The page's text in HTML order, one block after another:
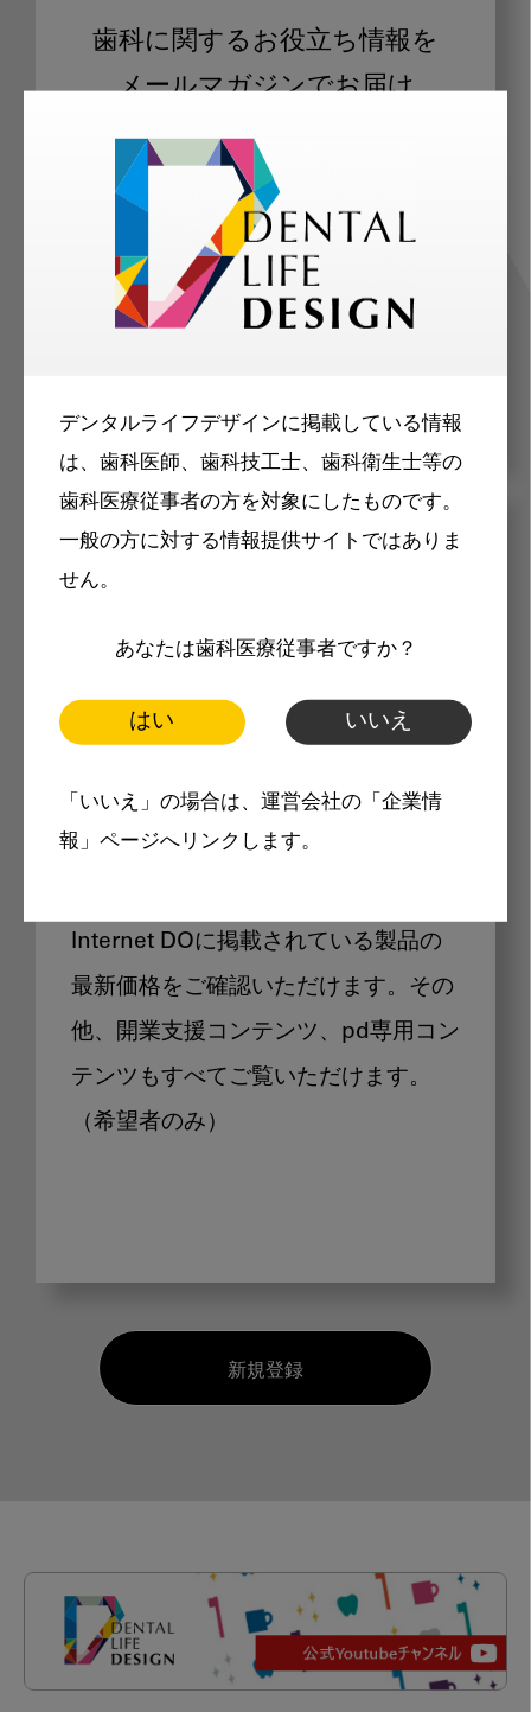
デンタルライフデザインに掲載している情報
は、歯科医師、歯科技工士、歯科衛生士等の
歯科医療従事者の方を対象にしたものです。
一般の方に対する情報提供サイトではありま
せん。
あなたは歯科医療従事者ですか？
はい いいえ
「いいえ」の場合は、運営会社の「企業情
報」ページへリンクします。
歯科に関するお役立ち情報を
メールマガジンでお届け
ご登録いただいた職種（歯科医師、歯
科衛生士、歯科技工士）に合わせた内
容のメールマガジンをお届けします。
メリット
製品価格も閲覧可能
Internet DOに掲載されている製品の
最新価格をご確認いただけます。その
他、開業支援コンテンツ、pd専用コン
テンツもすべてご覧いただけます。
（希望者のみ）
新規登録